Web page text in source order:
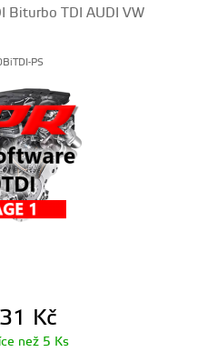
Biturbo TDI AUDI VW
PS
Kč
než 5 Ks